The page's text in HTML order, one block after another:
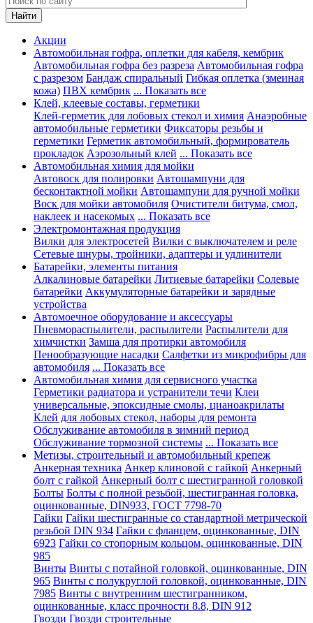
Акции
Автомобильная гофра, оплетки для кабеля, кембрик
Автомобильная гофра без разреза Автомобильная гофра
с разрезом Бандаж спиральный Гибкая оплетка (змеиная
кожа) ПВХ кембрик ... Показать все
Клей, клеевые составы, герметики
Клей-герметик для лобовых стекол и химия Анаэробные
автомобильные герметики Фиксаторы резьбы и
герметики Герметик автомобильный, формирователь
прокладок Аэрозольный клей ... Показать все
Автомобильная химия для мойки
Автовоск для полировки Автошампуни для
бесконтактной мойки Автошампуни для ручной мойки
Воск для мойки автомобиля Очистители битума, смол,
наклеек и насекомых ... Показать все
Электромонтажная продукция
Вилки для электросетей Вилки с выключателем и реле
Сетевые шнуры, тройники, адаптеры и удлинители
Батарейки, элементы питания
Алкалиновые батарейки Литиевые батарейки Солевые
батарейки Аккумуляторные батарейки и зарядные
устройства
Автомоечное оборудование и аксессуары
Пневмораспылители, распылители Распылители для
химчистки Замша для протирки автомобиля
Пенообразующие насадки Салфетки из микрофибры для
автомобиля ... Показать все
Автомобильная химия для сервисного участка
Герметики радиатора и устранители течи Клеи
универсальные, эпоксидные смолы, цианоакрилаты
Клей для лобовых стекол, наборы для ремонта
Обслуживание автомобиля в зимний период
Обслуживание тормозной системы ... Показать все
Метизы, строительный и автомобильный крепеж
Анкерная техника Анкер клиновой с гайкой Анкерный
болт с гайкой Анкерный болт с шестигранной головкой
Болты Болты с полной резьбой, шестигранная головка,
оцинкованные, DIN933, ГОСТ 7798-70
Гайки Гайки шестигранные со стандартной метрической
резьбой DIN 934 Гайки с фланцем, оцинкованные, DIN
6923 Гайки со стопорным кольцом, оцинкованные, DIN
985
Винты Винты с потайной головкой, оцинкованные, DIN
965 Винты с полукруглой головкой, оцинкованные, DIN
7985 Винты с внутренним шестигранником,
оцинкованные, класс прочности 8.8, DIN 912
Гвозди Гвозди строительные